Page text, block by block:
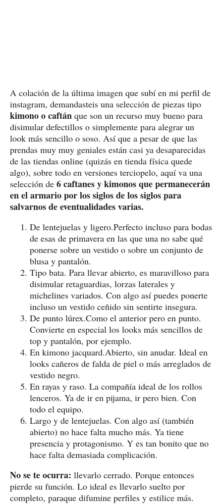
A colación de la última imagen que subí en mi perfil de
instagram, demandasteis una selección de piezas tipo
kimono o caftán que son un recurso muy bueno para
disimular defectillos o simplemente para alegrar un
look más sencillo o soso. Así que a pesar de que las
prendas muy muy geniales están casi ya desaparecidas
de las tiendas online (quizás en tienda física quede
algo), sobre todo en versiones terciopelo, aquí va una
selección de 6 caftanes y kimonos que permanecerán
en el armario por los siglos de los siglos para
salvarnos de eventualidades varias.
De lentejuelas y ligero.Perfecto incluso para bodas
de esas de primavera en las que una no sabe qué
ponerse sobre un vestido o sobre un conjunto de
blusa y pantalón.
Tipo bata. Para llevar abierto, es maravilloso para
disimular retaguardias, lorzas laterales y
michelines variados. Con algo así puedes ponerte
incluso un vestido ceñido sin sentirte insegura.
De punto lúrex.Como el anterior pero en punto.
Convierte en especial los looks más sencillos de
top y pantalón, por ejemplo.
En kimono jacquard.Abierto, sin anudar. Ideal en
looks cañeros de falda de piel o más arreglados de
vestido negro.
En rayas y raso. La compañía ideal de los rollos
lenceros. Ya de ir en pijama, ir pero bien. Con
todo el equipo.
Largo y de lentejuelas. Con algo así (también
abierto) no hace falta mucho más. Ya tiene
presencia y protagonismo. Y es tan bonito que no
hace falta demasiada complicación.
No se te ocurra: llevarlo cerrado. Porque entonces
pierde su función. Lo ideal es llevarlo suelto por
completo, paraque difumine perfiles y estilice más.